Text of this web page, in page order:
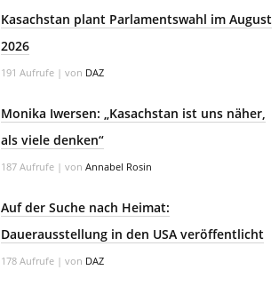
Kasachstan plant Parlamentswahl im August
2026
191 Aufrufe | von DAZ
Monika Iwersen: „Kasachstan ist uns näher,
als viele denken“
187 Aufrufe | von Annabel Rosin
Auf der Suche nach Heimat:
Dauerausstellung in den USA veröffentlicht
178 Aufrufe | von DAZ